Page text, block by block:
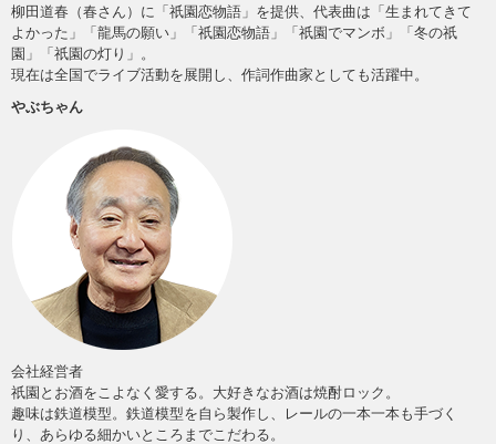
柳田道春（春さん）に「祇園恋物語」を提供、代表曲は「生まれてきて
よかった」「龍馬の願い」「祇園恋物語」「祇園でマンボ」「冬の祇
園」「祇園の灯り」。
現在は全国でライブ活動を展開し、作詞作曲家としても活躍中。
やぶちゃん
会社経営者
祇園とお酒をこよなく愛する。大好きなお酒は焼酎ロック。
趣味は鉄道模型。鉄道模型を自ら製作し、レールの一本一本も手づく
り、あらゆる細かいところまでこだわる。